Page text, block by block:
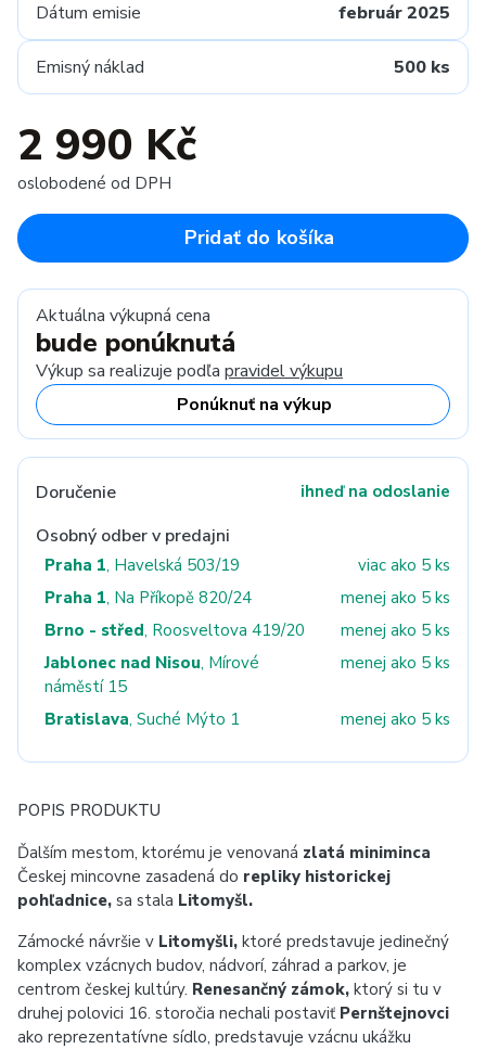
Dátum emisie február 2025
Emisný náklad 500 ks
2 990 Kč
oslobodené od DPH
Pridať do košíka
Aktuálna výkupná cena
bude ponúknutá
Výkup sa realizuje podľa pravidel výkupu
Ponúknuť na výkup
Doručenie ihneď na odoslanie
Osobný odber v predajni
Praha 1, Havelská 503/19
viac ako 5 ks
Praha 1, Na Příkopě 820/24
menej ako 5 ks
Brno - střed, Roosveltova 419/20
menej ako 5 ks
Jablonec nad Nisou, Mírové
náměstí 15
menej ako 5 ks
Bratislava, Suché Mýto 1 menej ako 5 ks
POPIS PRODUKTU
Ďalším mestom, ktorému je venovaná zlatá miniminca
Českej mincovne zasadená do repliky historickej
pohľadnice, sa stala Litomyšl.
Zámocké návršie v Litomyšli, ktoré predstavuje jedinečný
komplex vzácnych budov, nádvorí, záhrad a parkov, je
centrom českej kultúry. Renesančný zámok, ktorý si tu v
druhej polovici 16. storočia nechali postaviť Pernštejnovci
ako reprezentatívne sídlo, predstavuje vzácnu ukážku